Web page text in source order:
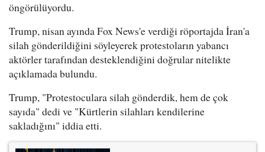
öngörülüyordu.
Trump, nisan ayında Fox News'e verdiği röportajda İran'a
silah gönderildiğini söyleyerek protestoların yabancı
aktörler tarafından desteklendiğini doğrular nitelikte
açıklamada bulundu.
Trump, "Protestoculara silah gönderdik, hem de çok
sayıda" dedi ve "Kürtlerin silahları kendilerine
sakladığını" iddia etti.